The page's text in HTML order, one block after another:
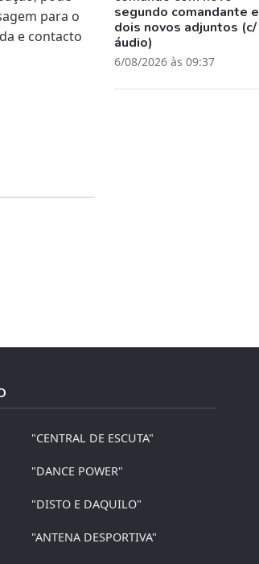
para o
e contacto
segundo comandante e
dois novos adjuntos (c/
áudio)
6/08/2026 às 09:37
"CENTRAL DE ESCUTA"
"DANCE POWER"
"DISTO E DAQUILO"
"ANTENA DESPORTIVA"